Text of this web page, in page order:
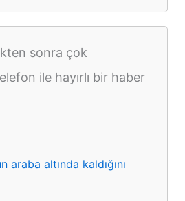
sonra çok
ile hayırlı bir haber
araba altında kaldığını